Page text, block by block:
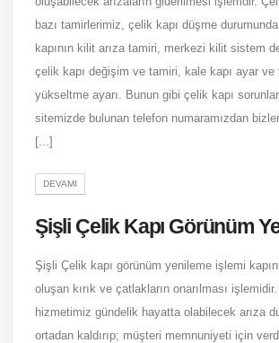
bazı tamirlerimiz, çelik kapı düşme
kapının kilit arıza tamiri, merkezi kilit sistem
çelik kapı değişim ve tamiri, kale kapı ayar ve
yükseltme ayarı. Bunun gibi çelik kapı
sitemizde bulunan telefon numaramızdan
[...]
DEVAMI
Şişli Çelik Kapı Görünüm
Şişli Çelik kapı görünüm yenileme işlemi
oluşan kırık ve çatlakların onarılması
hizmetimiz gündelik hayatta olabilecek arıza
ortadan kaldırıp; müşteri memnuniyeti için